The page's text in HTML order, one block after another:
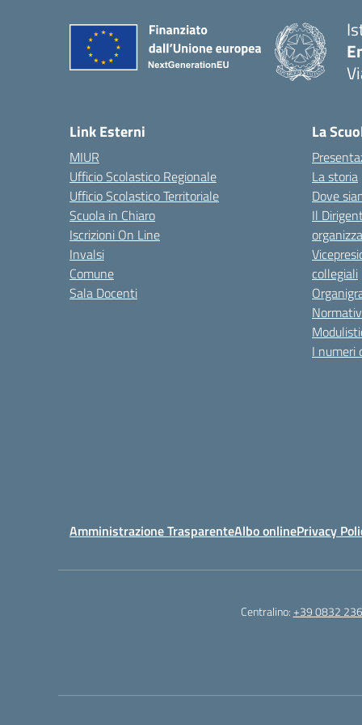
Link Esterni
MIUR
Ufficio Scolastico Regionale
Ufficio Scolastico Territoriale
Scuola in Chiaro
Iscrizioni On Line
Invalsi
Comune
Sala Docenti
La
La storia
Dove
Il
collegiali
I numeri
Amministrazione TrasparenteAlbo onlinePrivacy
Centralino:+39 0832